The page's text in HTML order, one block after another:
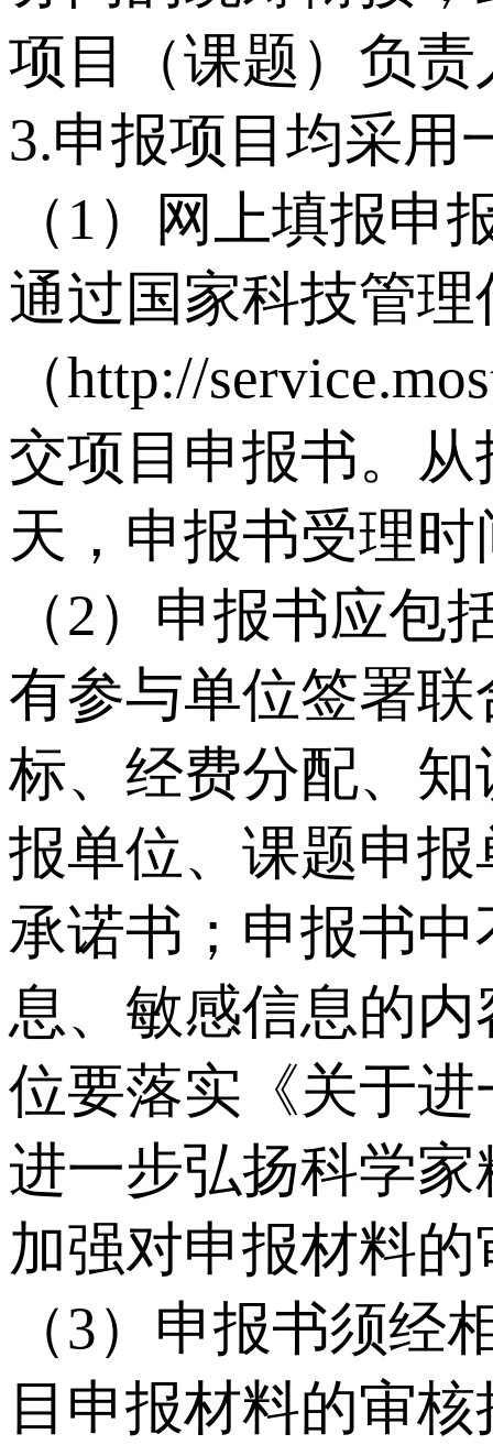
项目（课题）负
3.申报项目均采用
（1）网上填报
通过国家科技管
（http://
交项目申报书。
天，申报书受理
（2）申报书应
有参与单位签署
标、经费分配、
报单位、课题申
承诺书；申报书
息、敏感信息的
位要落实《关于
进一步弘扬科学
加强对申报材料
（3）申报书须
目申报材料的审